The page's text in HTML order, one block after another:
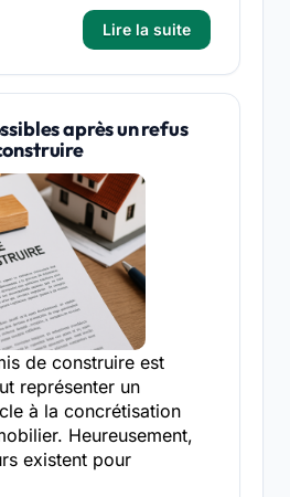
Lire la suite
après un refus
de construire est
représenter un
à la concrétisation
Heureusement,
existent pour